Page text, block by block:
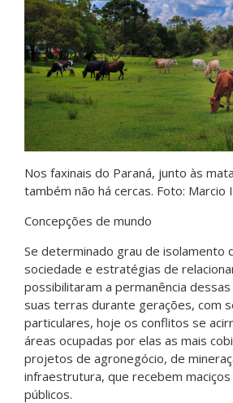
Nos faxinais do Paraná, junto às
também não há cercas. Foto: Marcio
Concepções de mundo
Se determinado grau de isolamento
sociedade e estratégias de
possibilitaram a permanência
suas terras durante gerações, com
particulares, hoje os conflitos se
áreas ocupadas por elas as mais
projetos de agronegócio, de
infraestrutura, que recebem
públicos.